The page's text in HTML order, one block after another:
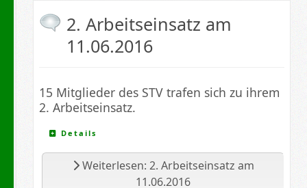
2. Arbeitseinsatz am
11.06.2016
15 Mitglieder des STV trafen sich zu ihrem
2. Arbeitseinsatz.
Details
Weiterlesen: 2. Arbeitseinsatz am
11.06.2016